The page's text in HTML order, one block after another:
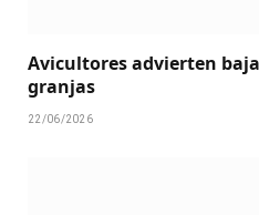
Avicultores advierten
granjas
22/06/2026